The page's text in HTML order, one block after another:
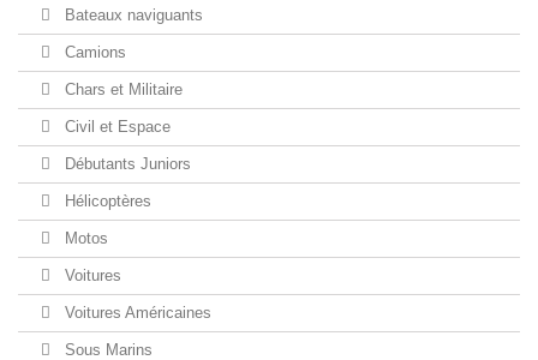
Bateaux naviguants
Camions
Chars et Militaire
Civil et Espace
Débutants Juniors
Hélicoptères
Motos
Voitures
Voitures Américaines
Sous Marins